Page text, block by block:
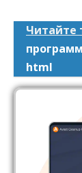
Читайте
html